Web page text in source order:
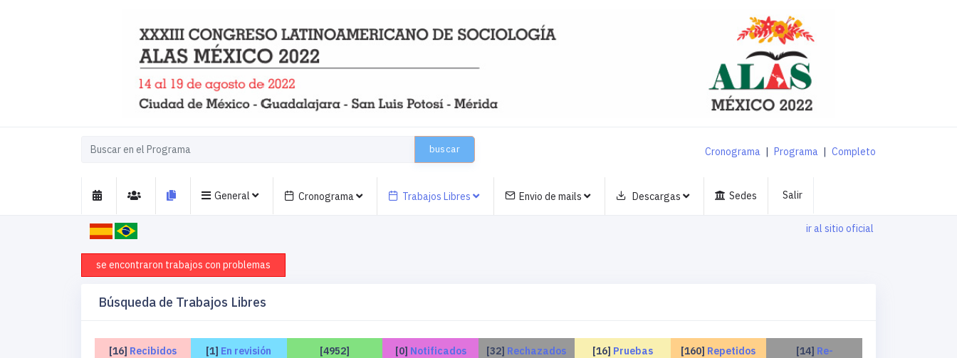
buscar Cronograma | Programa | Completo
General Cronograma Trabajos Libres Envio de mails Descargas Sedes Salir
ir al sitio oficial
se encontraron trabajos con problemas
Búsqueda de Trabajos Libres
[16] Recibidos [1] En revisión
[4952]
[0] Notificados [32] Rechazados [16] Pruebas [160] Repetidos [14] Re-